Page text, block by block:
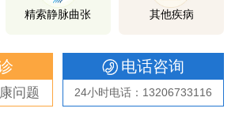
精索静脉曲张 其他疾病
问题
电话咨询
24小时电话：13206733116